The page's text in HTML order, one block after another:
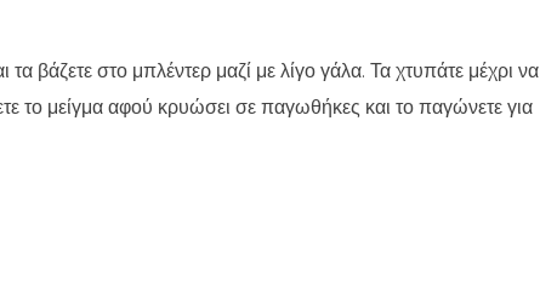
τα βάζετε στο μπλέντερ μαζί με λίγο γάλα. Τα χτυπάτε μέχρι να
το μείγμα αφού κρυώσει σε παγωθήκες και το παγώνετε για